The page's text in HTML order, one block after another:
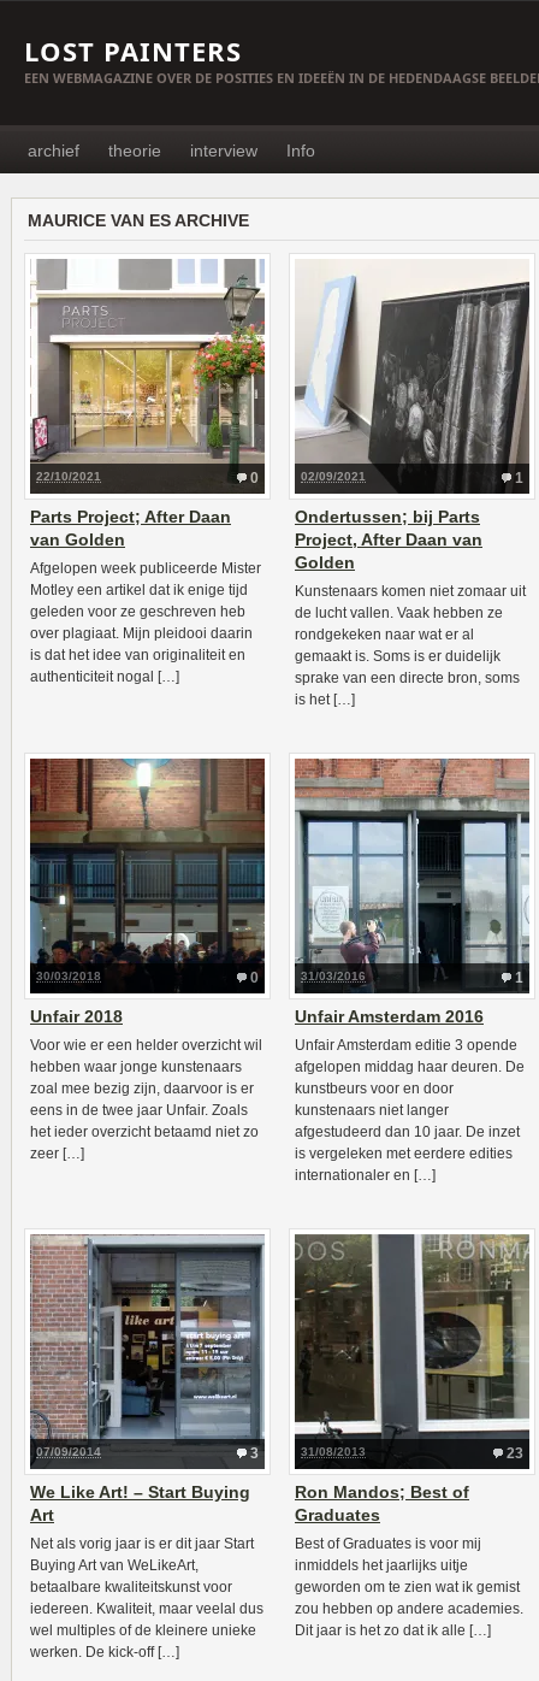
LOST PAINTERS
EEN WEBMAGAZINE OVER DE POSITIES EN IDEEËN IN DE HEDENDAAGSE
archief theorie interview Info
MAURICE VAN ES ARCHIVE
0
22/10/2021
Parts Project; After Daan
van Golden
Afgelopen week publiceerde Mister
Motley een artikel dat ik enige tijd
geleden voor ze geschreven heb
over plagiaat. Mijn pleidooi daarin
is dat het idee van originaliteit en
authenticiteit nogal […]
1
02/09/2021
Ondertussen; bij Parts
Project, After Daan van
Golden
Kunstenaars komen niet zomaar uit
de lucht vallen. Vaak hebben ze
rondgekeken naar wat er al
gemaakt is. Soms is er duidelijk
sprake van een directe bron, soms
is het […]
0
30/03/2018
Unfair 2018
Voor wie er een helder overzicht wil
hebben waar jonge kunstenaars
zoal mee bezig zijn, daarvoor is er
eens in de twee jaar Unfair. Zoals
het ieder overzicht betaamd niet zo
zeer […]
1
31/03/2016
Unfair Amsterdam 2016
Unfair Amsterdam editie 3 opende
afgelopen middag haar deuren. De
kunstbeurs voor en door
kunstenaars niet langer
afgestudeerd dan 10 jaar. De inzet
is vergeleken met eerdere edities
internationaler en […]
3
07/09/2014
We Like Art! – Start Buying
Art
Net als vorig jaar is er dit jaar Start
Buying Art van WeLikeArt,
betaalbare kwaliteitskunst voor
iedereen. Kwaliteit, maar veelal dus
wel multiples of de kleinere unieke
werken. De kick-off […]
23
31/08/2013
Ron Mandos; Best of
Graduates
Best of Graduates is voor mij
inmiddels het jaarlijks uitje
geworden om te zien wat ik gemist
zou hebben op andere academies.
Dit jaar is het zo dat ik alle […]